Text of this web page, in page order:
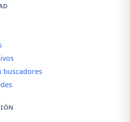
buscadores